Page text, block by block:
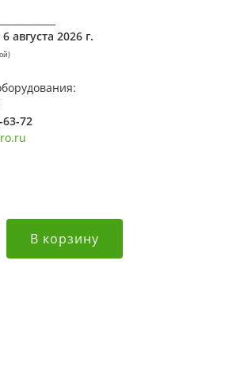
6 августа 2026 г.
63-72
В корзину